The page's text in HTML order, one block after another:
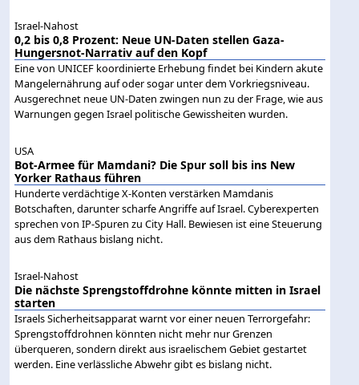
Israel-Nahost
0,2 bis 0,8 Prozent: Neue UN-Daten stellen Gaza-
Hungersnot-Narrativ auf den Kopf
Eine von UNICEF koordinierte Erhebung findet bei Kindern akute
Mangelernährung auf oder sogar unter dem Vorkriegsniveau.
Ausgerechnet neue UN-Daten zwingen nun zu der Frage, wie aus
Warnungen gegen Israel politische Gewissheiten wurden.
USA
Bot-Armee für Mamdani? Die Spur soll bis ins New
Yorker Rathaus führen
Hunderte verdächtige X-Konten verstärken Mamdanis
Botschaften, darunter scharfe Angriffe auf Israel. Cyberexperten
sprechen von IP-Spuren zu City Hall. Bewiesen ist eine Steuerung
aus dem Rathaus bislang nicht.
Israel-Nahost
Die nächste Sprengstoffdrohne könnte mitten in Israel
starten
Israels Sicherheitsapparat warnt vor einer neuen Terrorgefahr:
Sprengstoffdrohnen könnten nicht mehr nur Grenzen
überqueren, sondern direkt aus israelischem Gebiet gestartet
werden. Eine verlässliche Abwehr gibt es bislang nicht.